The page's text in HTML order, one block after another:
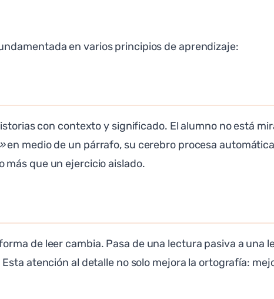
en varios principios de aprendizaje:
con contexto y significado. El alumno no está
en medio de un párrafo, su cerebro procesa
que un ejercicio aislado.
de leer cambia. Pasa de una lectura pasiva a una
atención al detalle no solo mejora la ortografía: